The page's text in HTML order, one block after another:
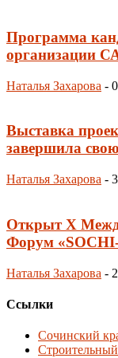
Программа
организации
Наталья Захарова -
Выставка
завершила
Наталья Захарова -
Открыт X
Форум
Наталья Захарова -
Ссылки
Сочинский